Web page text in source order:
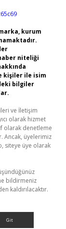
kurum
niteliği
kişiler ile isim
bilgiler
ve İletişim
olarak hizmet
olarak denetleme
Ancak, üyelerimiz
siteye üye olarak
bildirmeniz
kaldırılacaktır.